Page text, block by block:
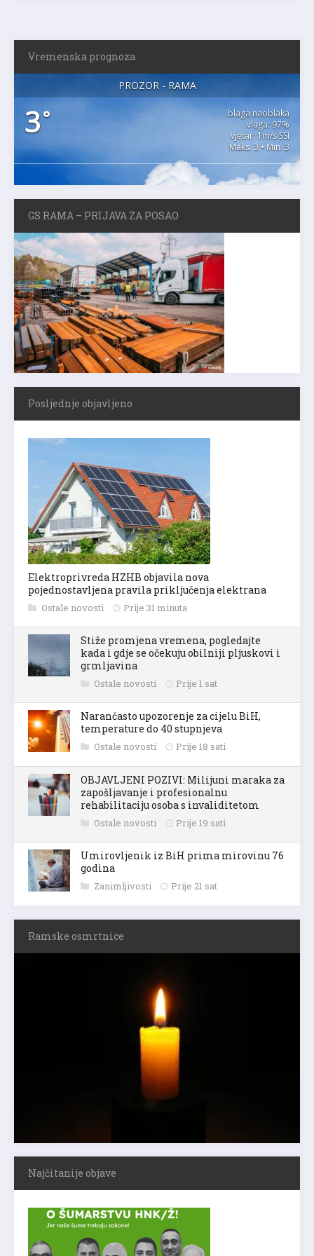
Vremenska prognoza
PROZOR - RAMA
3°
blaga naoblaka
vlaga: 97%
vjetar: 1m/s SSI
Maks. 3 • Min. 3
GS RAMA – PRIJAVA ZA POSAO
Posljednje objavljeno
Elektroprivreda HZHB objavila nova
pojednostavljena pravila priključenja elektrana
Ostale novosti Prije 31 minuta
Stiže promjena vremena, pogledajte
kada i gdje se očekuju obilniji pljuskovi i
grmljavina
Ostale novosti Prije 1 sat
Narančasto upozorenje za cijelu BiH,
temperature do 40 stupnjeva
Ostale novosti Prije 18 sati
OBJAVLJENI POZIVI: Milijuni maraka za
zapošljavanje i profesionalnu
rehabilitaciju osoba s invaliditetom
Ostale novosti Prije 19 sati
Umirovljenik iz BiH prima mirovinu 76
godina
Zanimljivosti Prije 21 sat
Ramske osmrtnice
Najčitanije objave